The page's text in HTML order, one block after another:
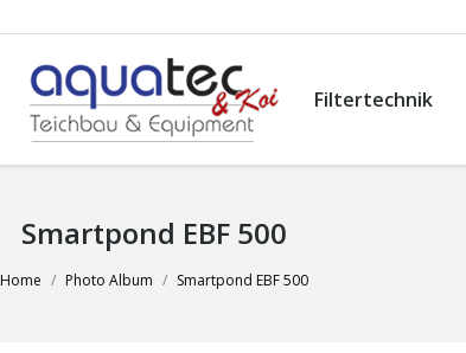
Filtertechnik
Smartpond EBF 500
Home Photo Album Smartpond EBF 500